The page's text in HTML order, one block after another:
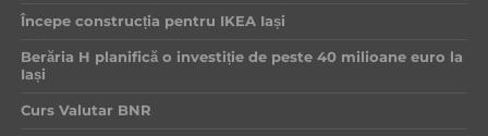
Începe construcția pentru IKEA Iași
Berăria H planifică o investiție de peste 40 milioane euro la
Iași
Curs Valutar BNR